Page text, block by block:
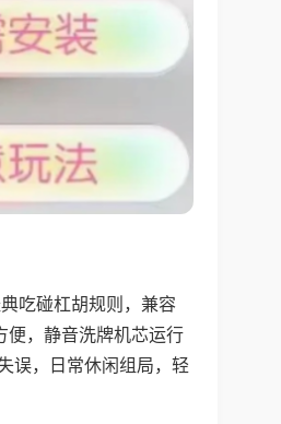
吃碰杠胡规则，兼容
便，静音洗牌机芯运行
误，日常休闲组局，轻